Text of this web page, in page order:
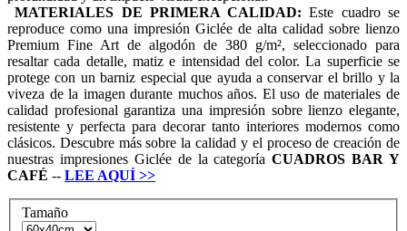
MATERIALES DE PRIMERA CALIDAD: Este cuadro se
reproduce como una impresión Giclée de alta calidad sobre lienzo
Premium Fine Art de algodón de 380 g/m², seleccionado para
resaltar cada detalle, matiz e intensidad del color. La superficie se
protege con un barniz especial que ayuda a conservar el brillo y la
viveza de la imagen durante muchos años. El uso de materiales de
calidad profesional garantiza una impresión sobre lienzo elegante,
resistente y perfecta para decorar tanto interiores modernos como
clásicos. Descubre más sobre la calidad y el proceso de creación de
nuestras impresiones Giclée de la categoríaCUADROSBAR Y
CAFÉ -- LEE AQUÍ >>
Tamaño